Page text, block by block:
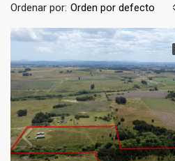
Ordenar por: Orden por defecto